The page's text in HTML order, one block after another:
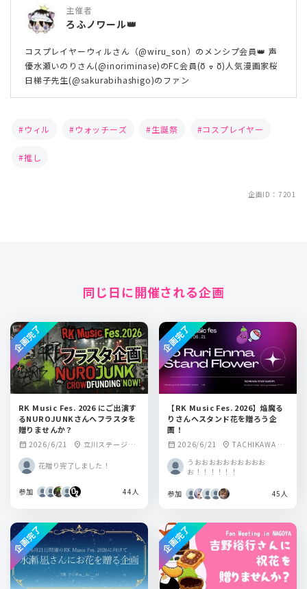
主催者
ろふノワール👑
コスプレイヤーウィルさん（@wiru_son）のメンシプ会員👑 声
優水瀬いのりさん(@inoriminase)のFC会員(Ჾ ᢦ Ჾ)人気漫画家桜
日梯子先生(@sakurabihashigo)のファン
ウィル ウォッチーズ 生誕祭 コスプレイヤー
推し
企画ID：7201
同じ日に開催される企画
RK Music Fes. 2026 にご出演す
るNUROJUNKさんへフラスタを
贈りませんか？
calendar_month 2026/6/21 location_on 立川ステージガ
花贈り完了しました！
参加 44人
企画完了
【RK Music Fes. 2026】焔魔る
りさんへスタンド花を贈ろう企
画！
calendar_month 2026/6/21 location_on TACHIKAWA ST
うおおおおおおおおおお
お！！！！！！
参加 45人
企画完了
企画完了 企画完了